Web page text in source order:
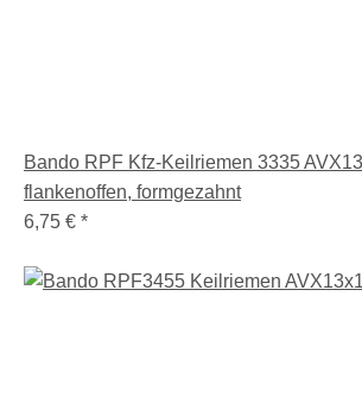
Bando RPF Kfz-Keilriemen 3335
flankenoffen, formgezahnt
6,75 € *